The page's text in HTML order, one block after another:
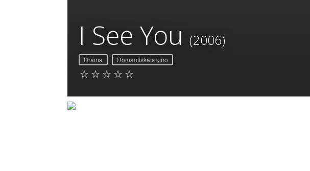
I See You (2006)
Drāma Romantiskais kino